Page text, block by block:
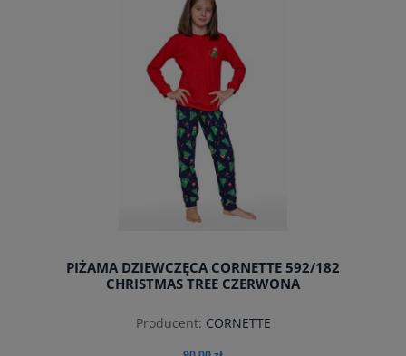
PIŻAMA DZIEWCZĘCA CORNETTE 592/182
CHRISTMAS TREE CZERWONA
Producent: CORNETTE